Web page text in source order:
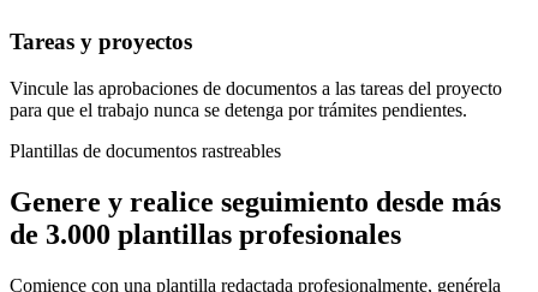
Tareas y proyectos
Vincule las aprobaciones de documentos a las tareas del proyecto
para que el trabajo nunca se detenga por trámites pendientes.
Plantillas de documentos rastreables
Genere y realice seguimiento desde más
de 3.000 plantillas profesionales
Comience con una plantilla redactada profesionalmente, genérela